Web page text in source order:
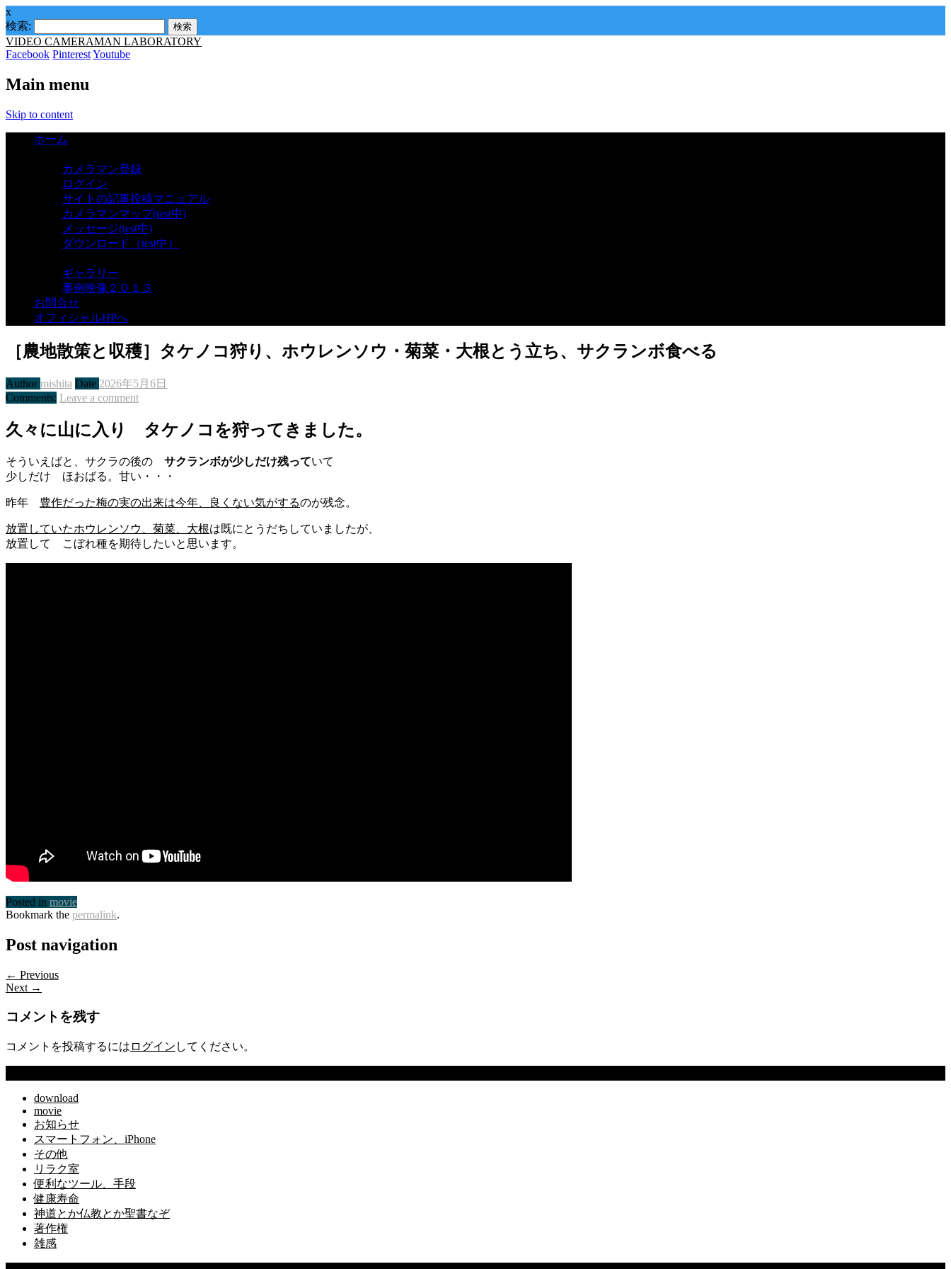
x
検索:
VIDEO CAMERAMAN LABORATORY
Facebook PinterestYoutube
Main menu
Skip to content
ホーム
カメラマン登録
ログイン
サイトの記事投稿マニュアル
カメラマンマップ(test中)
メッセージ(test中)
ダウンロード（test中）
ギャラリー
事例映像２０１３
お問合せ
オフィシャルHPへ
［農地散策と収穫］タケノコ狩り、ホウレンソウ・菊菜・大根とう立ち、サクランボ食べる
Author mishita Date 2026年5月6日
Comments: Leave a comment
久々に山に入り タケノコを狩ってきました。
そういえばと、サクラの後の サクランボが少しだけ残っていて
少しだけ ほおばる。甘い・・・
昨年 豊作だった梅の実の出来は今年、良くない気がするのが残念。
放置していたホウレンソウ、菊菜、大根は既にとうだちしていましたが、
放置して こぼれ種を期待したいと思います。
Posted in movie
Bookmark the permalink.
Post navigation
← Previous
Next →
コメントを残す
コメントを投稿するには ログイン してください。
download
movie
お知らせ
スマートフォン、iPhone
その他
リラク室
便利なツール、手段
健康寿命
神道とか仏教とか聖書なぞ
著作権
雑感